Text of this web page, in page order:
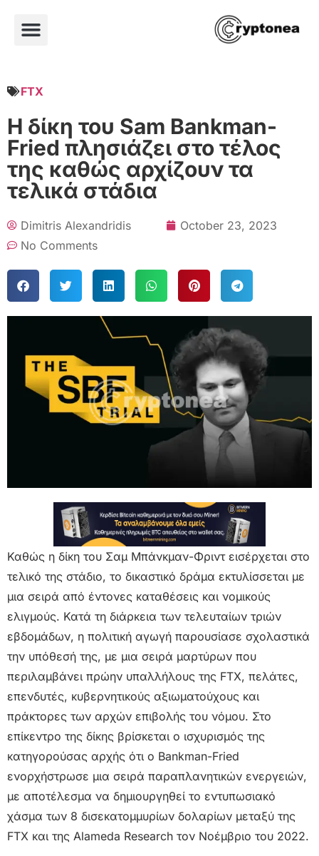
FTX
Η δίκη του Sam Bankman-
Fried πλησιάζει στο τέλος
της καθώς αρχίζουν τα
τελικά στάδια
Dimitris Alexandridis
October 23, 2023
No Comments
Καθώς η δίκη του Σαμ Μπάνκμαν-Φριντ εισέρχεται στο
τελικό της στάδιο, το δικαστικό δράμα εκτυλίσσεται με
μια σειρά από έντονες καταθέσεις και νομικούς
ελιγμούς. Κατά τη διάρκεια των τελευταίων τριών
εβδομάδων, η πολιτική αγωγή παρουσίασε σχολαστικά
την υπόθεσή της, με μια σειρά μαρτύρων που
περιλαμβάνει πρώην υπαλλήλους της FTX, πελάτες,
επενδυτές, κυβερνητικούς αξιωματούχους και
πράκτορες των αρχών επιβολής του νόμου. Στο
επίκεντρο της δίκης βρίσκεται ο ισχυρισμός της
κατηγορούσας αρχής ότι ο Bankman-Fried
ενορχήστρωσε μια σειρά παραπλανητικών ενεργειών,
με αποτέλεσμα να δημιουργηθεί το εντυπωσιακό
χάσμα των 8 δισεκατομμυρίων δολαρίων μεταξύ της
FTX και της Alameda Research τον Νοέμβριο του 2022.